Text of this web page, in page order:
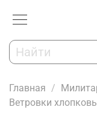
Главная
Ветровки